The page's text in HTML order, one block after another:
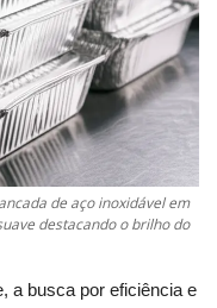
de aço inoxidável em
destacando o brilho do
a busca por eficiência e